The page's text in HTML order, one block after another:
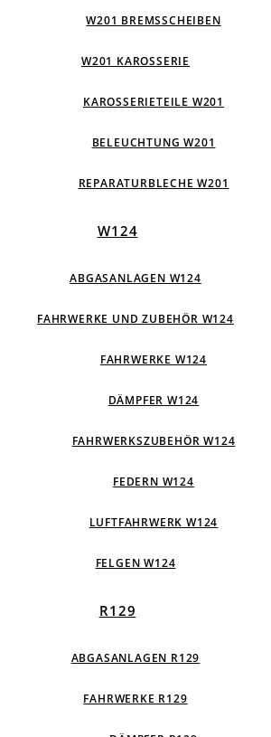
W201 BREMSSCHEIBEN
W201 KAROSSERIE
KAROSSERIETEILE W201
BELEUCHTUNG W201
REPARATURBLECHE W201
W124
ABGASANLAGEN W124
FAHRWERKE UND ZUBEHÖR W124
FAHRWERKE W124
DÄMPFER W124
FAHRWERKSZUBEHÖR W124
FEDERN W124
LUFTFAHRWERK W124
FELGEN W124
R129
ABGASANLAGEN R129
FAHRWERKE R129